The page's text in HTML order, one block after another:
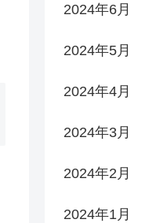
2024年6月
2024年5月
2024年4月
2024年3月
2024年2月
2024年1月